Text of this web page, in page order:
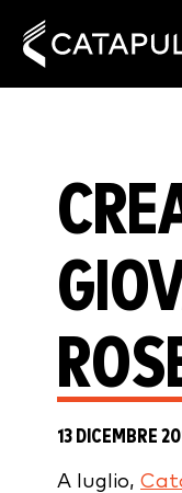
13 DICEMBRE
A luglio,